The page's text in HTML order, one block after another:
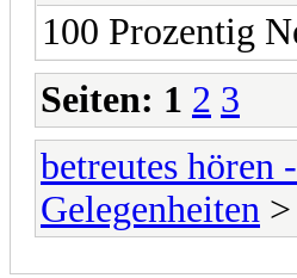
100 Prozentig
Seiten: 1 2 3
betreutes hören
Gelegenheiten